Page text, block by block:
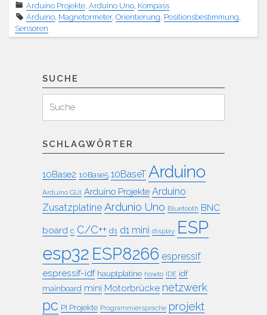
Arduino Projekte Arduino Uno Kompass
Arduino Magnetormeter, Orientierung Positionsbestimmung
Sensoren
SUCHE
für:
Suchen
SCHLAGWÖRTER
10Base2 10Base5 10BaseT Arduino
Arduino GUI Arduino Projekte Arduino
Zusatzplatine Ardunio Uno Bluetooth BNC
board c C/C++ d1 d1 mini display ESP
esp32 ESP8266 espressif
espressif-idf hauptplatine howto IDE idf
mainboard mini Motorbrücke netzwerk
pc PI Projekte Programmiersprache projekt